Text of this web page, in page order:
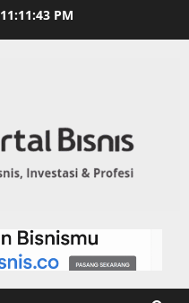
11:11:45 PM